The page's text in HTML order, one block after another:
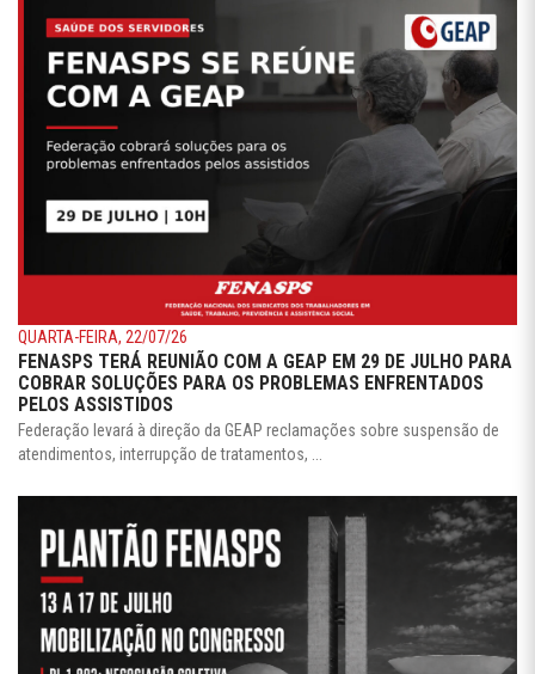
QUARTA-FEIRA, 22/07/26
FENASPS TERÁ REUNIÃO COM A GEAP EM 29 DE JULHO PARA
COBRAR SOLUÇÕES PARA OS PROBLEMAS ENFRENTADOS
PELOS ASSISTIDOS
Federação levará à direção da GEAP reclamações sobre suspensão de
atendimentos, interrupção de tratamentos, ...